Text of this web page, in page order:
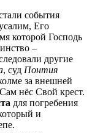
события
Его
которой Господь
–
другие
, суд Понтия
за внешней
нёс Свой крест.
для погребения
и